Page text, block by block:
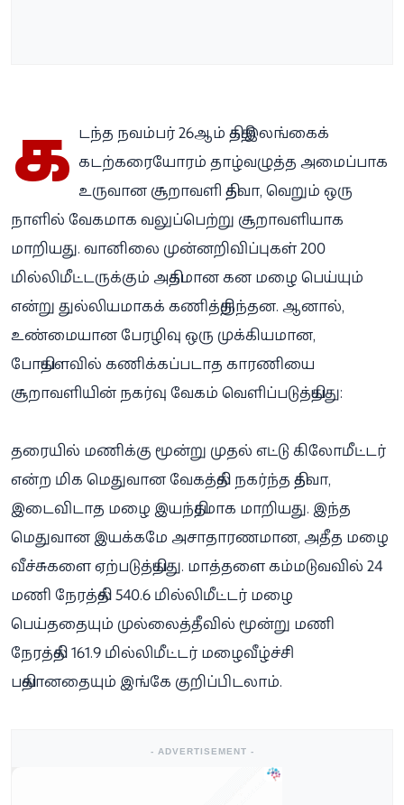
க டந்த நவம்பர் 26ஆம் திகதி இலங்கைக்
கடற்கரையோரம் தாழ்வழுத்த அமைப்பாக
உருவான சூறாவளி தித்வா, வெறும் ஒரு
நாளில் வேகமாக வலுப்பெற்று சூறாவளியாக
மாறியது. வானிலை முன்னறிவிப்புகள் 200
மில்லிமீட்டருக்கும் அதிகமான கன மழை பெய்யும்
என்று துல்லியமாகக் கணித்திருந்தன. ஆனால்,
உண்மையான பேரழிவு ஒரு முக்கியமான,
போதியளவில் கணிக்கப்படாத காரணியை
சூறாவளியின் நகர்வு வேகம் வெளிப்படுத்தியது:
தரையில் மணிக்கு மூன்று முதல் எட்டு கிலோமீட்டர்
என்ற மிக மெதுவான வேகத்தில் நகர்ந்த தித்வா,
இடைவிடாத மழை இயந்திரமாக மாறியது. இந்த
மெதுவான இயக்கமே அசாதாரணமான, அதீத மழை
வீச்சுகளை ஏற்படுத்தியது. மாத்தளை கம்மடுவவில் 24
மணி நேரத்தில் 540.6 மில்லிமீட்டர் மழை
பெய்ததையும் முல்லைத்தீவில் மூன்று மணி
நேரத்தில் 161.9 மில்லிமீட்டர் மழைவீழ்ச்சி
பதிவானதையும் இங்கே குறிப்பிடலாம்.
- ADVERTISEMENT -